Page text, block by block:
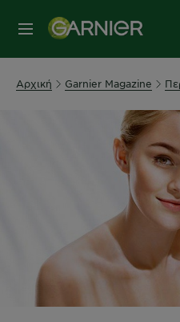
MENU
Αρχική Garnier Magazine